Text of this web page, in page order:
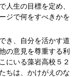
人生の目標を定め、
ジで何をすべきかを
き、自分を活かす道
の意見を尊重する利
にいる藻岩高校５２
ちは、かけがえのな